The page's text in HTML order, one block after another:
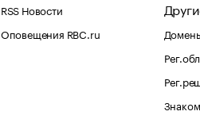
RSS Новости
Оповещения RBC.ru